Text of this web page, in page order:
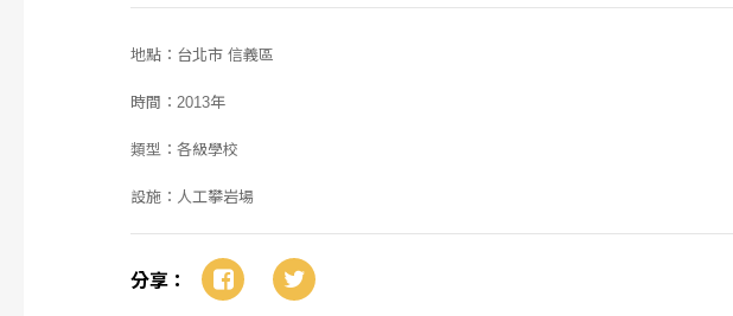
地點：台北市 信義區
時間：2013年
類型：各級學校
設施：人工攀岩場
分享：